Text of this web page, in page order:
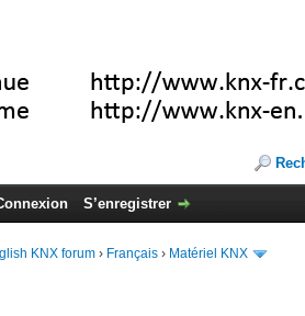
S’enregistrer
KNX forum › Français › Matériel KNX